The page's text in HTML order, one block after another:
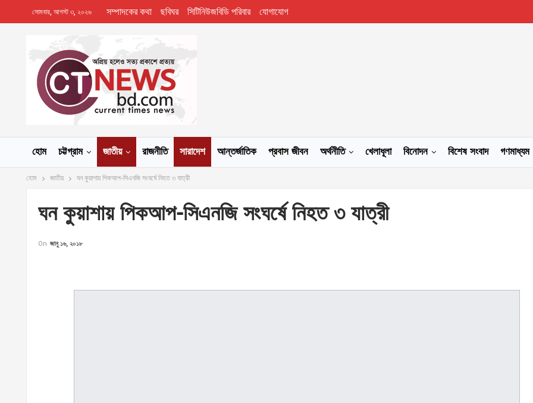
সোমবার, আগস্ট ৩, ২০২৬ সম্পাদকের কথা ছবিঘর সিটিনিউজবিডি পরিবার যোগাযোগ
হোম চট্টগ্রাম জাতীয় রাজনীতি সারাদেশ আন্তর্জাতিক প্রবাস জীবন অর্থনীতি খেলাধূলা বিনোদন বিশেষ সংবাদ গণমাধ্যম
হোম জাতীয় ঘন কুয়াশায় পিকআপ-সিএনজি সংঘর্ষে নিহত ৩ যাত্রী
ঘন কুয়াশায় পিকআপ-সিএনজি সংঘর্ষে নিহত ৩ যাত্রী
On জানু ১৬, ২০১৮